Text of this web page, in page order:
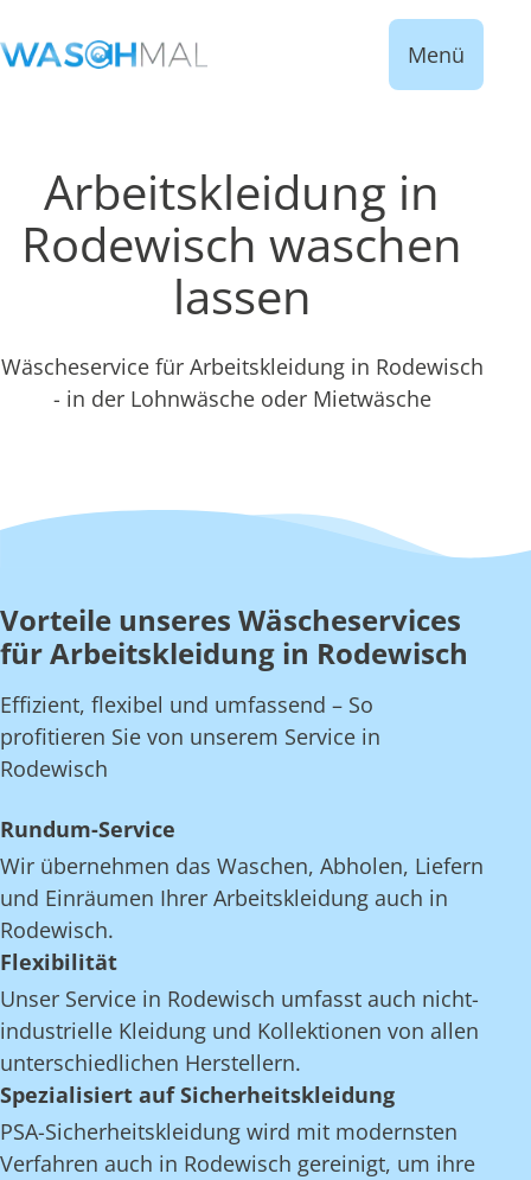
Menü
Arbeitskleidung in
Rodewisch waschen
lassen
Wäscheservice für Arbeitskleidung in Rodewisch
- in der Lohnwäsche oder Mietwäsche
Vorteile unseres Wäscheservices
für Arbeitskleidung in Rodewisch
Effizient, flexibel und umfassend – So
profitieren Sie von unserem Service in
Rodewisch
Rundum-Service
Wir übernehmen das Waschen, Abholen, Liefern
und Einräumen Ihrer Arbeitskleidung auch in
Rodewisch.
Flexibilität
Unser Service in Rodewisch umfasst auch nicht-
industrielle Kleidung und Kollektionen von allen
unterschiedlichen Herstellern.
Spezialisiert auf Sicherheitskleidung
PSA-Sicherheitskleidung wird mit modernsten
Verfahren auch in Rodewisch gereinigt, um ihre